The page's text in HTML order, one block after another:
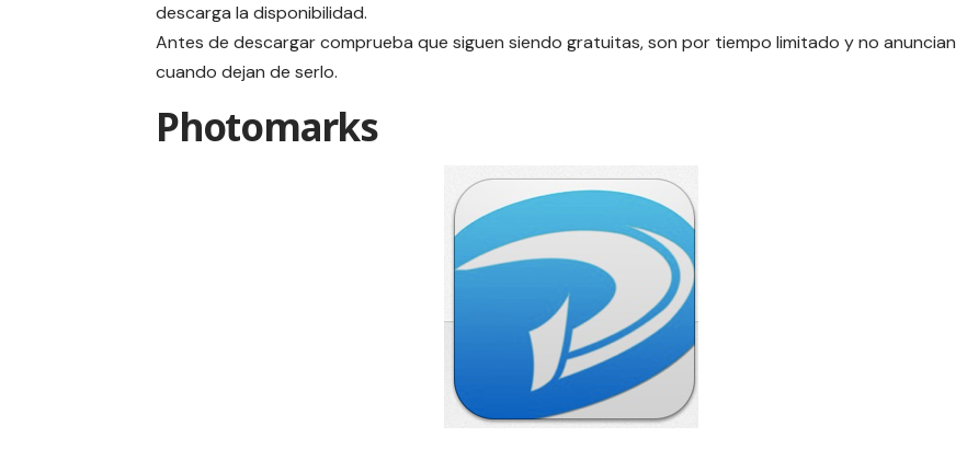
descarga la disponibilidad.
Antes de descargar comprueba que siguen siendo gratuitas, son por tiempo limitado y no anuncian
cuando dejan de serlo.
Photomarks